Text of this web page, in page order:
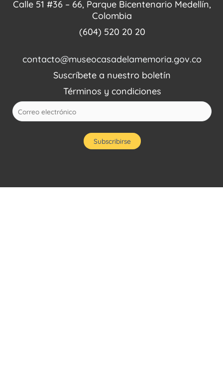
Calle 51 #36 – 66, Parque Bicentenario Medellín,
Colombia
(604) 520 20 20
contacto@museocasadelamemoria.gov.co
Suscríbete a nuestro boletín
Términos y condiciones